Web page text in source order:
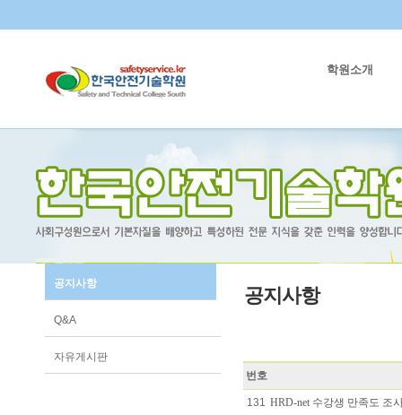
학원소개
공지사항
Q&A
자유게시판
공지사항
번호
131 HRD-net 수강생 만족도 조